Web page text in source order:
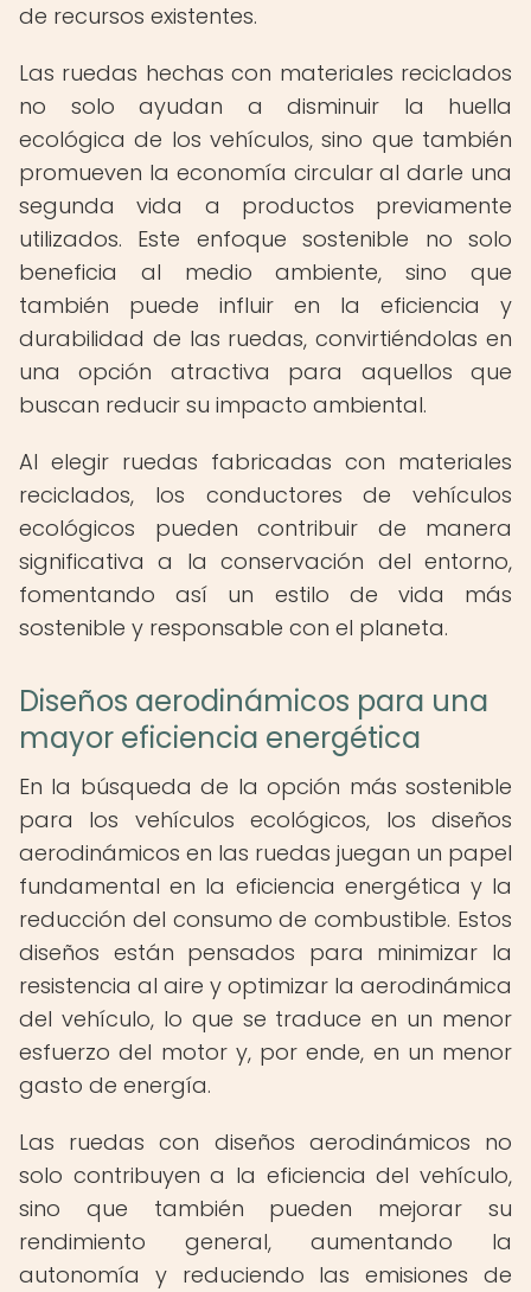
de recursos existentes.
Las ruedas hechas con materiales reciclados
no solo ayudan a disminuir la huella
ecológica de los vehículos, sino que también
promueven la economía circular al darle una
segunda vida a productos previamente
utilizados. Este enfoque sostenible no solo
beneficia al medio ambiente, sino que
también puede influir en la eficiencia y
durabilidad de las ruedas, convirtiéndolas en
una opción atractiva para aquellos que
buscan reducir su impacto ambiental.
Al elegir ruedas fabricadas con materiales
reciclados, los conductores de vehículos
ecológicos pueden contribuir de manera
significativa a la conservación del entorno,
fomentando así un estilo de vida más
sostenible y responsable con el planeta.
Diseños aerodinámicos para una
mayor eficiencia energética
En la búsqueda de la opción más sostenible
para los vehículos ecológicos, los diseños
aerodinámicos en las ruedas juegan un papel
fundamental en la eficiencia energética y la
reducción del consumo de combustible. Estos
diseños están pensados para minimizar la
resistencia al aire y optimizar la aerodinámica
del vehículo, lo que se traduce en un menor
esfuerzo del motor y, por ende, en un menor
gasto de energía.
Las ruedas con diseños aerodinámicos no
solo contribuyen a la eficiencia del vehículo,
sino que también pueden mejorar su
rendimiento general, aumentando la
autonomía y reduciendo las emisiones de